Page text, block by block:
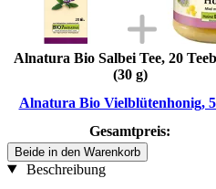
Alnatura Bio Salbei Tee, 20
(30 g)
Alnatura Bio Vielblütenhonig,
Gesamtpreis:
Beide in den Warenkorb
Beschreibung